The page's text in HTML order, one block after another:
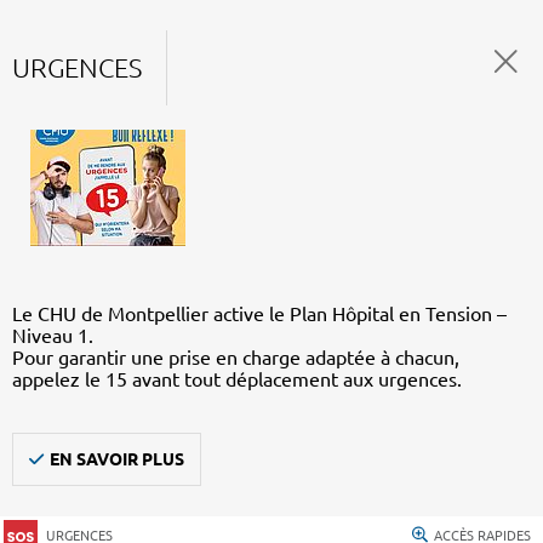
URGENCES
Le CHU de Montpellier active le Plan Hôpital en Tension –
Niveau 1.
Pour garantir une prise en charge adaptée à chacun,
appelez le 15 avant tout déplacement aux urgences.
EN SAVOIR PLUS
URGENCES ACCÈS RAPIDES